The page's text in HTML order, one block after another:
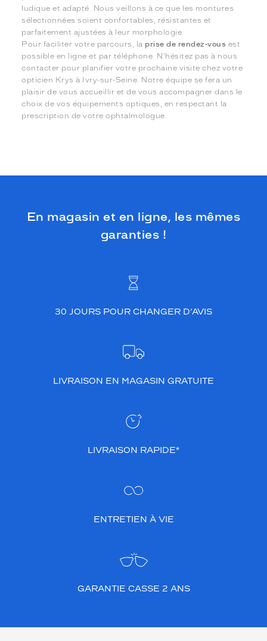
ludique et adapté. Nous veillons à ce que les montures
sélectionnées soient confortables, résistantes et
parfaitement ajustées à leur morphologie.
Pour faciliter votre parcours, la prise de rendez-vous est
possible en ligne et par téléphone. N'hésitez pas à nous
contacter pour planifier votre prochaine visite chez votre
opticien Krys à Ivry-sur-Seine. Notre équipe se fera un
plaisir de vous accueillir et de vous accompagner dans le
choix de vos équipements optiques, en respectant la
prescription de votre ophtalmologue.
En magasin et en ligne, les mêmes
garanties !
30 JOURS POUR CHANGER D’AVIS
LIVRAISON EN MAGASIN GRATUITE
LIVRAISON RAPIDE*
ENTRETIEN À VIE
GARANTIE CASSE 2 ANS